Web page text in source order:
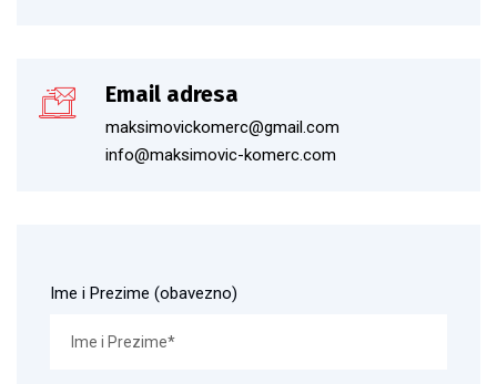
Email adresa
maksimovickomerc@gmail.com
info@maksimovic-komerc.com
Ime i Prezime (obavezno)